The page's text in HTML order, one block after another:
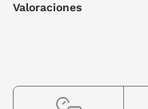
Valoraciones